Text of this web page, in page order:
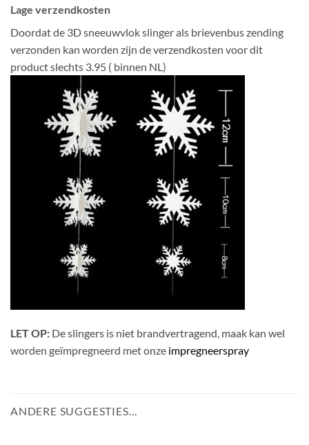
Lage verzendkosten
Doordat de 3D sneeuwvlok slinger als brievenbus zending
verzonden kan worden zijn de verzendkosten voor dit
product slechts 3.95 ( binnen NL)
LET OP: De slingers is niet brandvertragend, maak kan wel
worden geïmpregneerd met onze impregneerspray
ANDERE SUGGESTIES…